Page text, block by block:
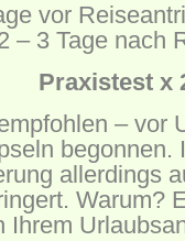
vor
– 3 Tage nach
Praxistest x
– vor
begonnen.
allerdings
Warum?
Ihrem